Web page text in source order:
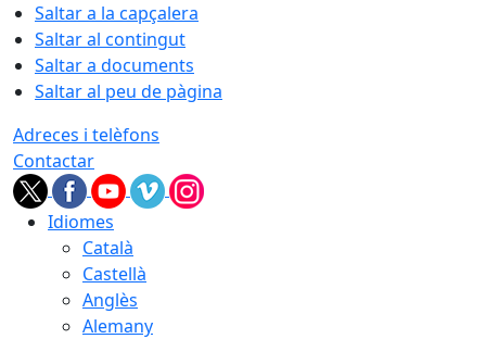
Saltar a la capçalera
Saltar al contingut
Saltar a documents
Saltar al peu de pàgina
Adreces i telèfons
Contactar
Idiomes
Català
Castellà
Anglès
Alemany